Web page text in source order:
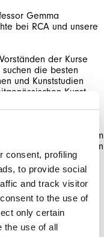
consent, profiling
to provide social
and track visitor
to the use of
only certain
the use of all
Gemma
bei RCA und unsere
der Kurse
die besten
und Kunststudien
Kunst,
Fotografie, Druck
die – auch nur vom
Körper und / oder den
Ansatz der
Verwendung unter
of Art ist ein
der kreativen
den kreativen
unserer Marke steht,